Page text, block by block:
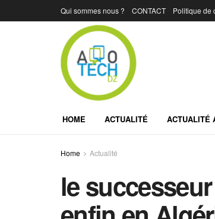
Qui sommes nous ? CONTACT Politique de
HOME ACTUALITÉ ACTUALITÉ
Home Actualité
le